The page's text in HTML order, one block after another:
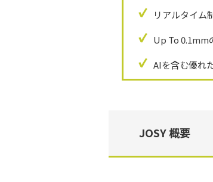
リアルタイム
Up To 0.1mm
AIを含む優れ
JOSY 概要